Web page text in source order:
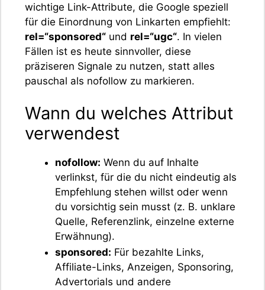
wichtige Link-Attribute, die Google speziell
für die Einordnung von Linkarten empfiehlt:
rel=“sponsored“ und rel=“ugc“. In vielen
Fällen ist es heute sinnvoller, diese
präziseren Signale zu nutzen, statt alles
pauschal als nofollow zu markieren.
Wann du welches Attribut
verwendest
nofollow: Wenn du auf Inhalte
verlinkst, für die du nicht eindeutig als
Empfehlung stehen willst oder wenn
du vorsichtig sein musst (z. B. unklare
Quelle, Referenzlink, einzelne externe
Erwähnung).
sponsored: Für bezahlte Links,
Affiliate-Links, Anzeigen, Sponsoring,
Advertorials und andere